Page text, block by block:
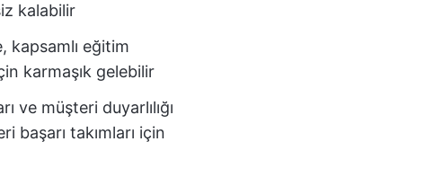
kalabilir
kapsamlı eğitim
karmaşık gelebilir
ve müşteri duyarlılığı
başarı takımları için